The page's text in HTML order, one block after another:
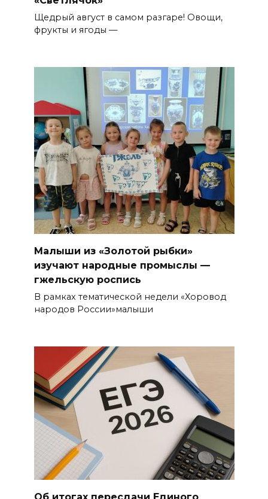
Щедрый август в самом разгаре! Овощи,
фрукты и ягоды —
Малыши из «Золотой рыбки»
изучают народные промыслы —
гжельскую роспись
В рамках тематической недели «Хоровод
народов России»малыши
Об итогах пересдачи Единого